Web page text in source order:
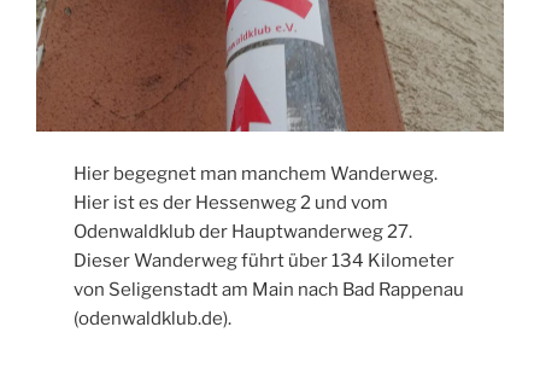
Hier begegnet man manchem Wanderweg.
Hier ist es der Hessenweg 2 und vom
Odenwaldklub der Hauptwanderweg 27.
Dieser Wanderweg führt über 134 Kilometer
von Seligenstadt am Main nach Bad Rappenau
(odenwaldklub.de).